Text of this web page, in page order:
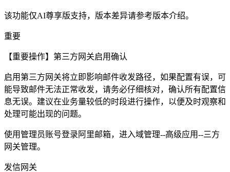
该功能仅AI尊享版支持，版本差异请参考版本介绍。
重要
【重要操作】第三方网关启用确认
启用第三方网关将立即影响邮件收发路径，如果配置有误，可
能导致邮件无法正常收发，请务必仔细核对，确认所有配置信
息无误。建议在业务量较低的时段进行操作，以便及时观察和
处理可能出现的问题。
使用管理员账号登录阿里邮箱，进入域管理--高级应用--三方
网关管理。
发信网关